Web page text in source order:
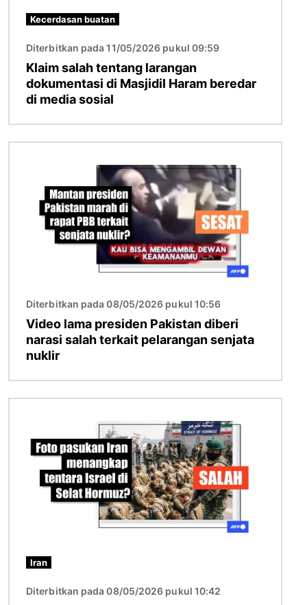
Kecerdasan buatan
Diterbitkan pada 11/05/2026 pukul 09:59
Klaim salah tentang larangan
dokumentasi di Masjidil Haram beredar
di media sosial
Diterbitkan pada 08/05/2026 pukul 10:56
Video lama presiden Pakistan diberi
narasi salah terkait pelarangan senjata
nuklir
Iran
Diterbitkan pada 08/05/2026 pukul 10:42